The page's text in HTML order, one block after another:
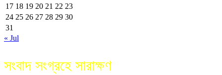
17 18 19 20 21 22 23
24 25 26 27 28 29 30
31
« Jul
সংবাদ সংগ্রহে সারাক্ষণ